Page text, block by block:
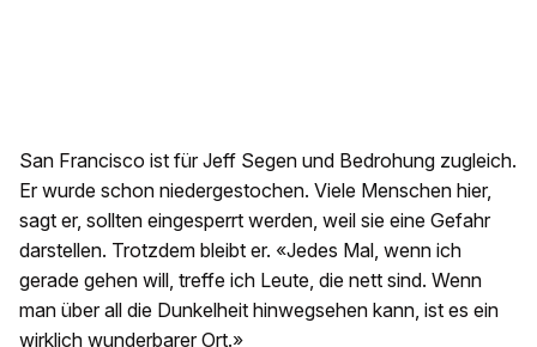
San Francisco ist für Jeff Segen und Bedrohung zugleich.
Er wurde schon niedergestochen. Viele Menschen hier,
sagt er, sollten eingesperrt werden, weil sie eine Gefahr
darstellen. Trotzdem bleibt er. «Jedes Mal, wenn ich
gerade gehen will, treffe ich Leute, die nett sind. Wenn
man über all die Dunkelheit hinwegsehen kann, ist es ein
wirklich wunderbarer Ort.»